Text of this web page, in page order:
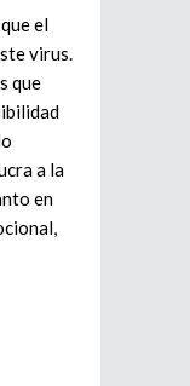
el
virus.
que
a la
en